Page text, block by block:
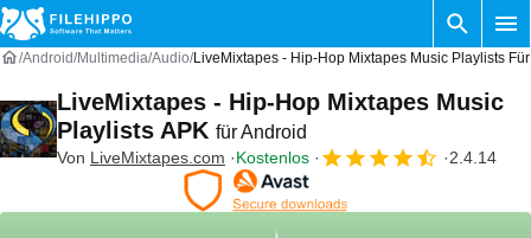
Android Multimedia Audio LiveMixtapes - Hip-Hop Mixtapes Music Playlists
LiveMixtapes - Hip-Hop Mixtapes Music
Playlists APK für Android
Von LiveMixtapes.com Kostenlos 2.4.14